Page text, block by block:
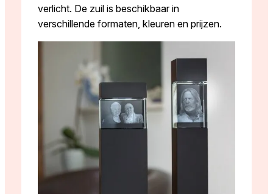
verlicht. De zuil is beschikbaar in
verschillende formaten, kleuren en prijzen.